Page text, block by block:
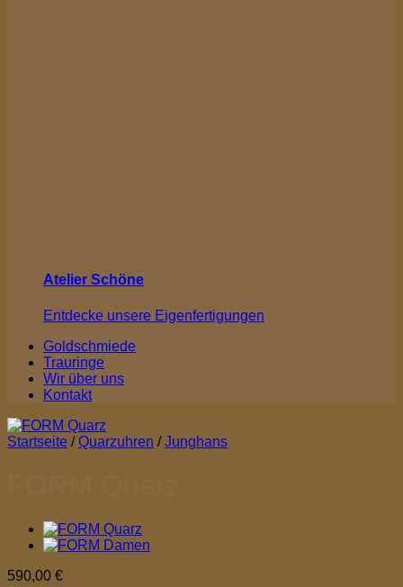
Atelier Schöne
Entdecke unsere Eigenfertigungen
Goldschmiede
Trauringe
Wir über uns
Kontakt
Startseite / Quarzuhren / Junghans
590,00 €